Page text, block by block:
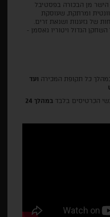
מן הבכורה בפסטיבל
ומרתקת, שעוסקת
של גזענות ושנאת זרים.
הגדול ויטוריו גאסמן -
כל תקופת המכירה ועד
הכרטיסים בלבד
במהלך 24